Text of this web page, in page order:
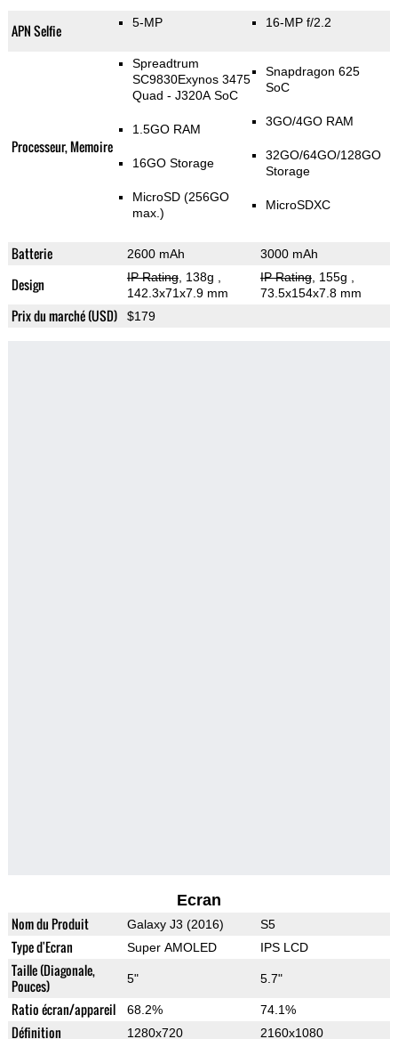
APN Selfie 5-MP 16-MP f/2.2
Processeur, Memoire
Spreadtrum
SC9830Exynos 3475
Quad - J320A SoC
1.5GO RAM
16GO Storage
MicroSD (256GO
max.)
Snapdragon 625
SoC
3GO/4GO RAM
32GO/64GO/128GO
Storage
MicroSDXC
Batterie 2600 mAh 3000 mAh
Design IP Rating, 138g
142.3x71x7.9 mm
IP Rating, 155g
73.5x154x7.8 mm
Prix du marché (USD) $179
Ecran
Nom du Produit Galaxy J3 (2016) S5
Type d'Ecran Super AMOLED IPS LCD
Taille (Diagonale,
Pouces)
5" 5.7"
Ratio écran/appareil 68.2% 74.1%
Définition 1280x720 2160x1080